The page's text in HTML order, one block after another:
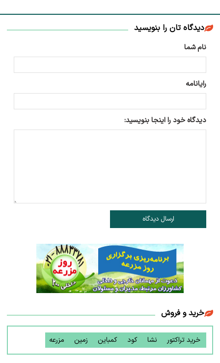
دیدگاه تان را بنویسید
نام شما
رایانامه
دیدگاه خود را اینجا بنویسید:
ارسال دیدگاه
خرید و فروش
خرید تراکتور نشا کود کمباین زمین مزرعه